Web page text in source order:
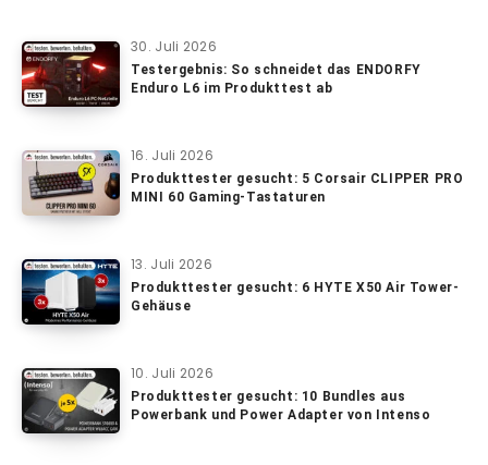
30. Juli 2026
Testergebnis: So schneidet das ENDORFY
Enduro L6 im Produkttest ab
16. Juli 2026
Produkttester gesucht: 5 Corsair CLIPPER PRO
MINI 60 Gaming-Tastaturen
13. Juli 2026
Produkttester gesucht: 6 HYTE X50 Air Tower-
Gehäuse
10. Juli 2026
Produkttester gesucht: 10 Bundles aus
Powerbank und Power Adapter von Intenso